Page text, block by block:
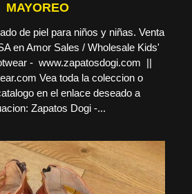
MAYOREO
de piel para niños y niñas. Venta
en Amor Sales / Wholesale Kids'
- www.zapatosdogi.com ||
Vea toda la coleccion o
en el enlace deseado a
Zapatos Dogi -...